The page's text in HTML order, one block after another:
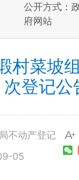
公开方式：
府网站
村菜坡
次登记公
不动产登记
05